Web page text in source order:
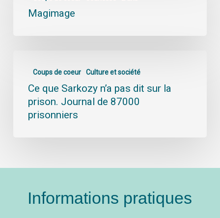
Magimage
Coups de coeur Culture et société
Ce que Sarkozy n’a pas dit sur la
prison. Journal de 87000
prisonniers
Informations pratiques